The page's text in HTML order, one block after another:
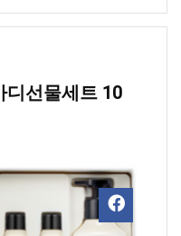
디선물세트 10